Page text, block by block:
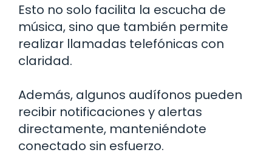
Esto no solo facilita la escucha de
música, sino que también permite
realizar llamadas telefónicas con
claridad.
Además, algunos audífonos pueden
recibir notificaciones y alertas
directamente, manteniéndote
conectado sin esfuerzo.